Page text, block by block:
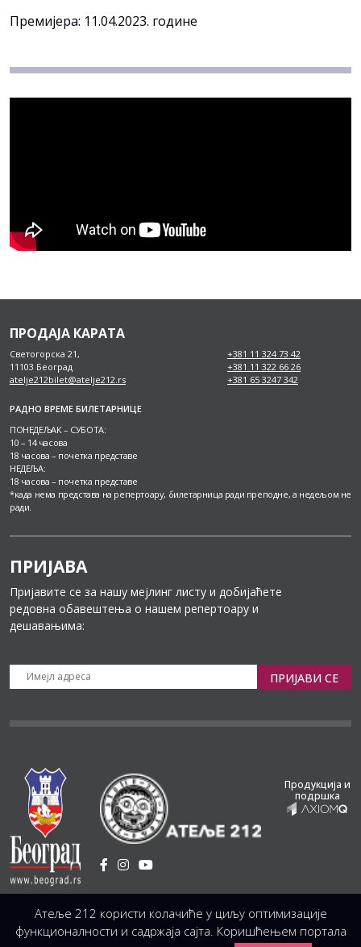
Премијера: 11.04.2023. године
ПРОДАЈА КАРАТА
Светогорска 21,
11103 Београд
atelje212bilet@atelje212.rs
+381 11 324 73 42
+381 11 322 66 26
+381 65 3247 342
РАДНО ВРЕМЕ БИЛЕТАРНИЦЕ
ПОНЕДЕЉАК – СУБОТА:
10 – 14 часова
18 часова – почетка представе
НЕДЕЉА:
18 часова – почетка представе
*када нема представа на репертоару, билетарница ради преподне, а недељом не
ради.
ПРИЈАВА
Пријавите се за нашу мејлинг листу и добијаћете
редовна обавештења о нашем репертоару и
дешавањима:
ПРИЈАВИ СЕ
Установа Културе / Светогорска 21, 11103 Београд, Србија
Централа (управа, организација, администрација, рачуноводство, техника)
+381 11 3246 146;
+381 11 3246 147 |office@atelje212.rs
Продукција и
подршка
Атеље 212 користи колачиће у циљу оптимизације
функционалности и садржаја сајта. Коришћењем портала